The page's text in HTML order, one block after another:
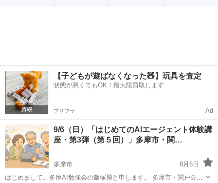
【子どもが遊ばなくなった🧸】玩具を査定
状態が悪くてもOK！最大限買取します
プリフラ Ad
9/6（日）「はじめてのAIエージェント体験講
座・第3弾（第５回）」多摩市・関…
多摩市
8月6日
はじめまして。多摩AI勉強会の飯塚博と申します。 多摩市・関戸公民